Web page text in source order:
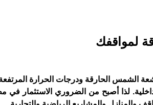
لمواقفك
الشمس الحارقة ودرجات الحرارة
لذا أصبح من الضروري الاستثمار في